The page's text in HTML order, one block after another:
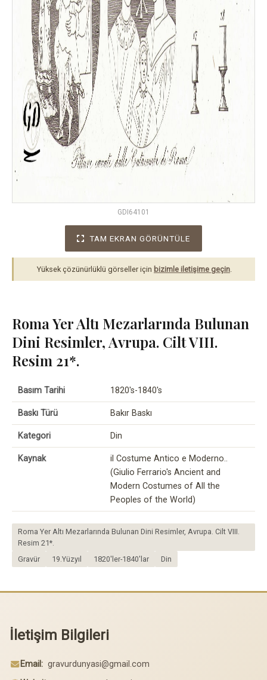
GDI64101
TAM EKRAN GÖRÜNTÜLE
Yüksek çözünürlüklü görseller için bizimle iletişime geçin
Roma Yer Altı Mezarlarında Bulunan
Dini Resimler, Avrupa. Cilt VIII.
Resim 21*.
Basım Tarihi 1820's-1840's
Baskı Türü Bakır Baskı
Kategori Din
Kaynak
il Costume Antico e Moderno..
(Giulio Ferrario's Ancient and
Modern Costumes of All the
Peoples of the World)
Roma Yer Altı Mezarlarında Bulunan Dini Resimler, Avrupa. Cilt VIII.
Resim 21*.
Gravür
19.Yüzyıl 1820'ler-1840'lar Din
İletişim Bilgileri
Email: gravurdunyasi@gmail.com